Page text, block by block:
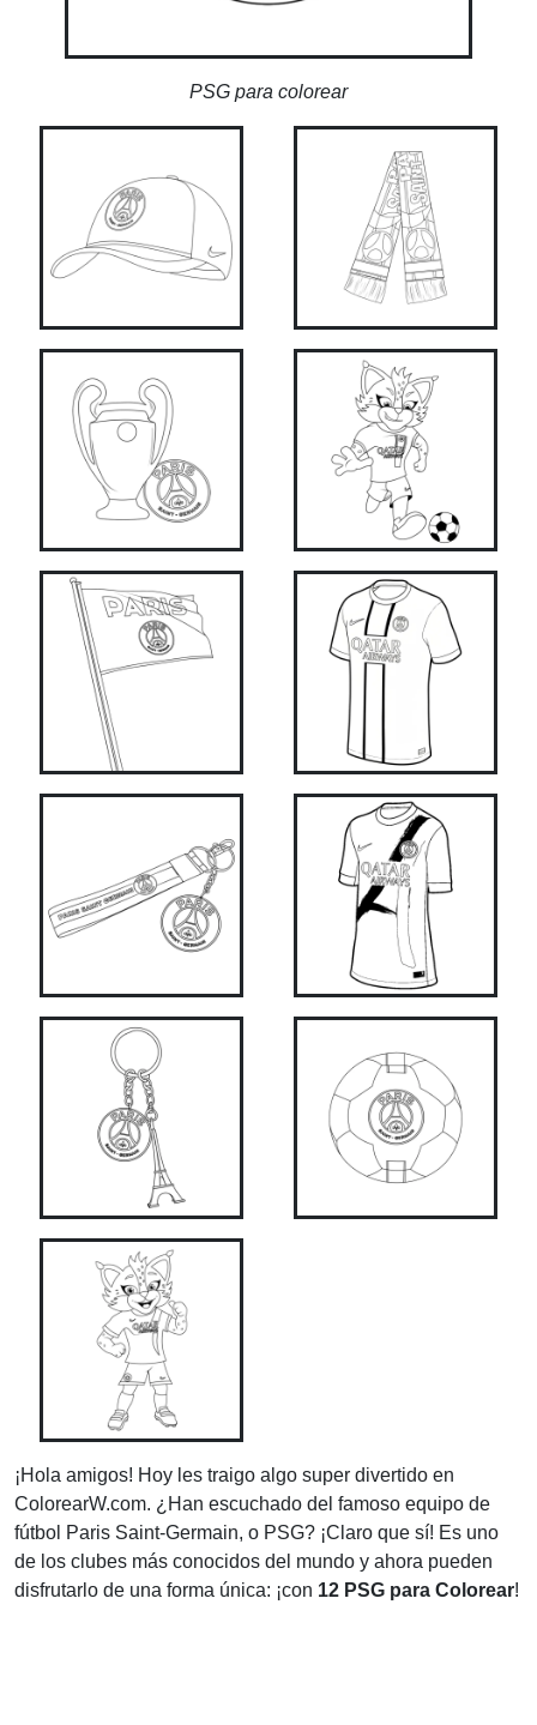
PSG para colorear
¡Hola amigos! Hoy les traigo algo super divertido en
ColorearW.com. ¿Han escuchado del famoso equipo de
fútbol Paris Saint-Germain, o PSG? ¡Claro que sí! Es uno
de los clubes más conocidos del mundo y ahora pueden
disfrutarlo de una forma única: ¡con 12 PSG para Colorear!